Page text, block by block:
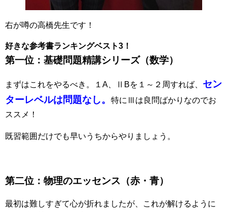
右が噂の高橋先生です！
好きな参考書ランキングベスト3！
第一位：基礎問題精講シリーズ（数学）
まずはこれをやるべき。１A、ⅡBを１～２周すれば、 セン
ターレベルは問題なし。
特にⅢは良問ばかりなのでお
ススメ！
既習範囲だけでも早いうちからやりましょう。
第二位：物理のエッセンス（赤・青）
最初は難しすぎて心が折れましたが、これが解けるように